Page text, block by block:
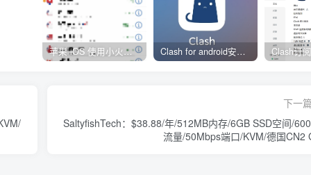
苹果 iOS 使用小火箭(shadowrocket)新手教程 Clash for android安卓客户端保姆级新手使用教程
下一
SaltyfishTech：$38.88/年/512MB内存/6GB SSD空间/
流量/50Mbps端口/KVM/德国CN2